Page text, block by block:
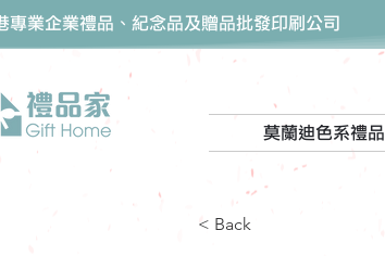
專業企業禮品、紀念品及贈品批發印刷公司
莫蘭迪色系禮品
< Back